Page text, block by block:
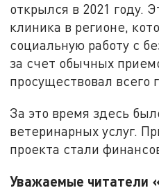
открылся в 2021 году.
клиника в регионе,
социальную работу с
за счет обычных
просуществовал всего
За это время здесь
ветеринарных услуг.
проекта стали
Уважаемые читатели